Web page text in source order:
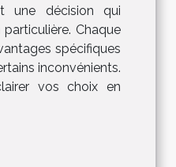
une décision qui
Chaque
spécifiques
inconvénients.
vos choix en